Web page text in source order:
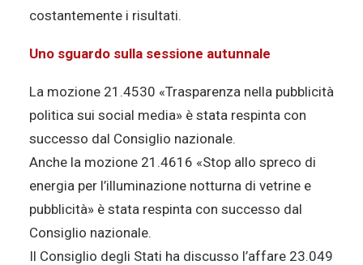
costantemente i risultati.
Uno sguardo sulla sessione autunnale
La mozione 21.4530 «Trasparenza nella pubblicità
politica sui social media» è stata respinta con
successo dal Consiglio nazionale.
Anche la mozione 21.4616 «Stop allo spreco di
energia per l’illuminazione notturna di vetrine e
pubblicità» è stata respinta con successo dal
Consiglio nazionale.
Il Consiglio degli Stati ha discusso l’affare 23.049